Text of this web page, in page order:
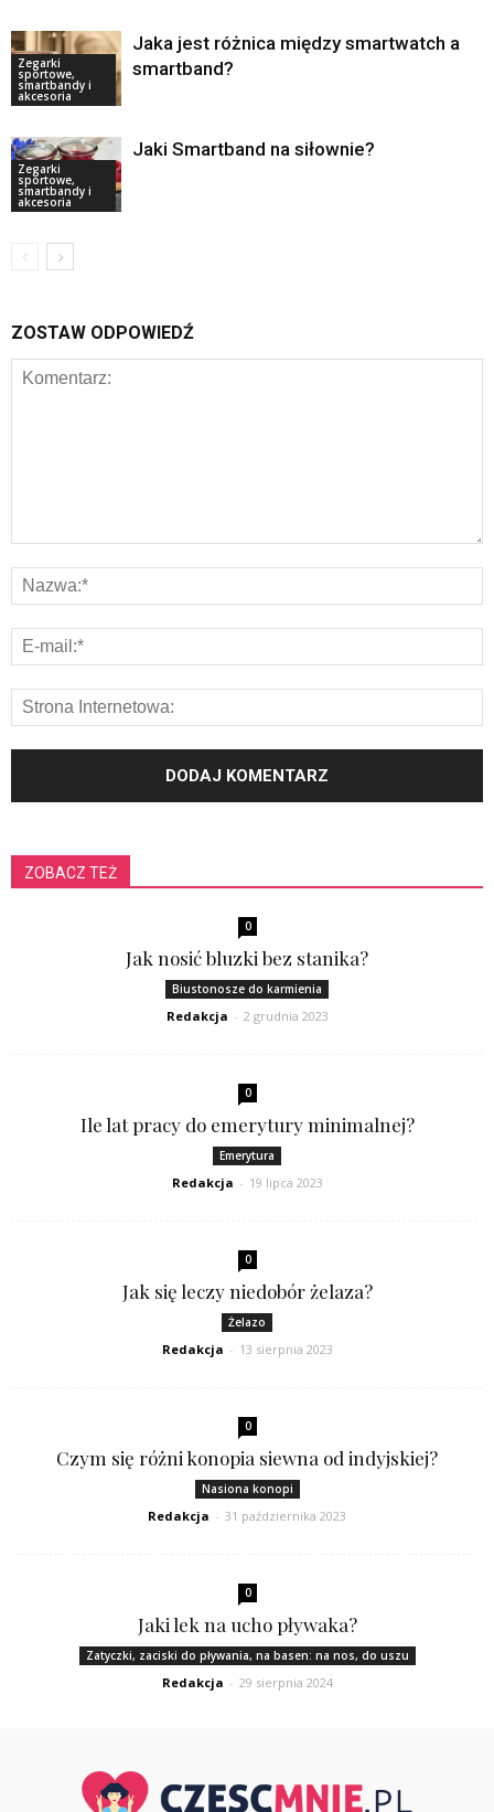
Zegarki
sportowe,
smartbandy i
akcesoria
Jaka jest różnica między smartwatch a
smartband?
Zegarki
sportowe,
smartbandy i
akcesoria
Jaki Smartband na siłownie?
ZOSTAW ODPOWIEDŹ
ZOBACZ TEŻ
0
Jak nosić bluzki bez stanika?
Biustonosze do karmienia
Redakcja - 2 grudnia 2023
0
Ile lat pracy do emerytury minimalnej?
Emerytura
Redakcja - 19 lipca 2023
0
Jak się leczy niedobór żelaza?
Żelazo
Redakcja - 13 sierpnia 2023
0
Czym się różni konopia siewna od indyjskiej?
Nasiona konopi
Redakcja - 31 października 2023
0
Jaki lek na ucho pływaka?
Zatyczki, zaciski do pływania, na basen: na nos, do uszu
Redakcja - 29 sierpnia 2024